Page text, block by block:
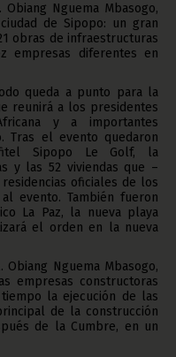
Nguema Mbasogo,
de Sipopo: un gran
obras de infraestructuras
empresas diferentes en
queda a punto para la
reunirá a los presidentes
y a importantes
Tras el evento quedaron
Sipopo Le Golf, la
y las 52 viviendas que –
oficiales de los
evento. También fueron
La Paz, la nueva playa
el orden en la nueva
Nguema Mbasogo,
empresas constructoras
la ejecución de las
de la construcción
de la Cumbre, en un